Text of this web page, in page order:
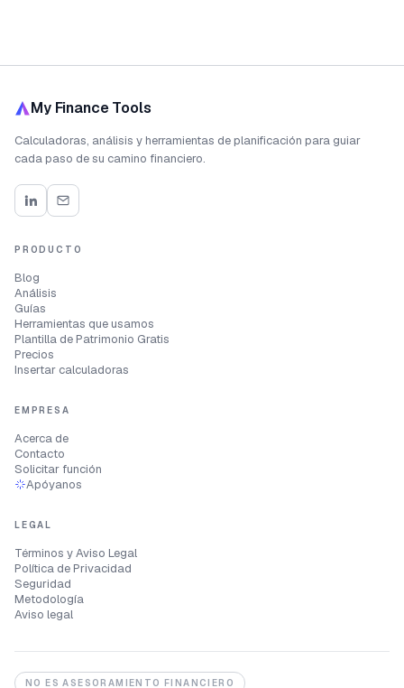
My Finance Tools
Calculadoras, análisis y herramientas de planificación para guiar
cada paso de su camino financiero.
PRODUCTO
Blog
Análisis
Guías
Herramientas que usamos
Plantilla de Patrimonio Gratis
Precios
Insertar calculadoras
EMPRESA
Acerca de
Contacto
Solicitar función
Apóyanos
LEGAL
Términos y Aviso Legal
Política de Privacidad
Seguridad
Metodología
Aviso legal
NO ES ASESORAMIENTO FINANCIERO